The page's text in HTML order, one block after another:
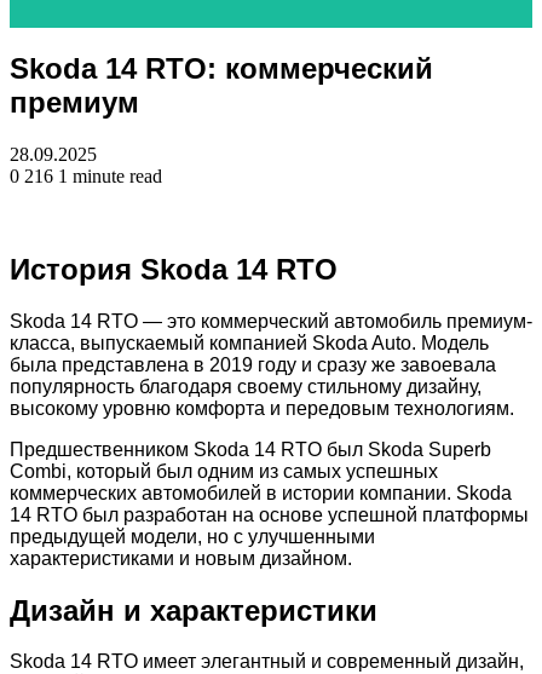
for
Skoda 14 RTO: коммерческий
премиум
28.09.2025
0 216 1 minute read
История Skoda 14 RTO
Skoda 14 RTO — это коммерческий автомобиль премиум-
класса, выпускаемый компанией Skoda Auto. Модель
была представлена в 2019 году и сразу же завоевала
популярность благодаря своему стильному дизайну,
высокому уровню комфорта и передовым технологиям.
Предшественником Skoda 14 RTO был Skoda Superb
Combi, который был одним из самых успешных
коммерческих автомобилей в истории компании. Skoda
14 RTO был разработан на основе успешной платформы
предыдущей модели, но с улучшенными
характеристиками и новым дизайном.
Дизайн и характеристики
Skoda 14 RTO имеет элегантный и современный дизайн,